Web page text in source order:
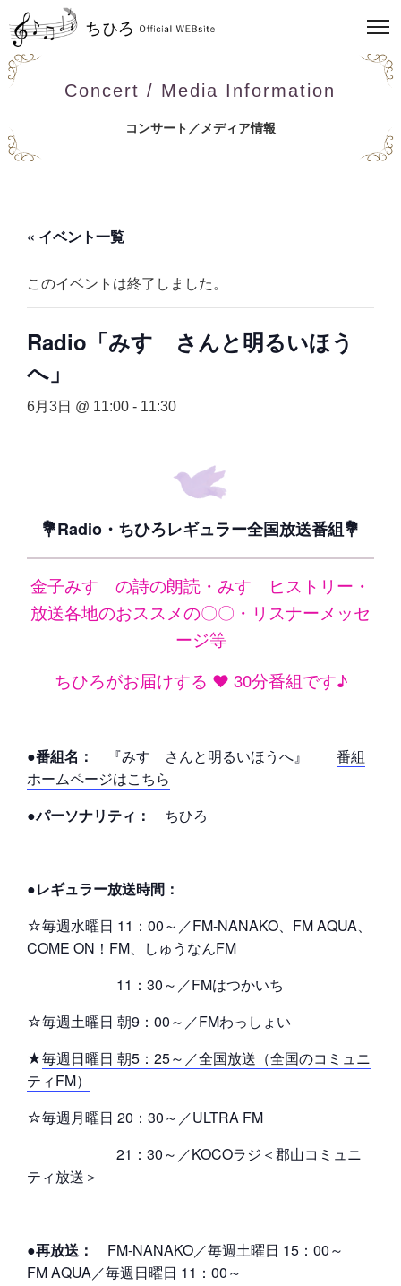
Concert / Media Information
コンサート／メディア情報
« イベント一覧
このイベントは終了しました。
Radio「みすゞさんと明るいほう
へ」
6月3日 @ 11:00 - 11:30
💐Radio・ちひろレギュラー全国放送番組💐
金子みすゞの詩の朗読・みすゞヒストリー・
放送各地のおススメの〇〇・リスナーメッセ
ージ等
ちひろがお届けする ❤ 30分番組です♪
●番組名： 『みすゞさんと明るいほうへ』 番組
ホームページはこちら
●パーソナリティ：
ちひろ
●レギュラー放送時間：
☆毎週水曜日 11：00～／FM-NANAKO、FM AQUA、
COME ON！FM、しゅうなんFM
11：30～／FMはつかいち
☆毎週土曜日 朝9：00～／FMわっしょい
★毎週日曜日 朝5：25～／全国放送（全国のコミュニ
ティFM）
☆毎週月曜日 20：30～／ULTRA FM
21：30～／KOCOラジ＜郡山コミュニ
ティ放送＞
●再放送：
FM-NANAKO／毎週土曜日 15：00～
FM AQUA／毎週日曜日 11：00～